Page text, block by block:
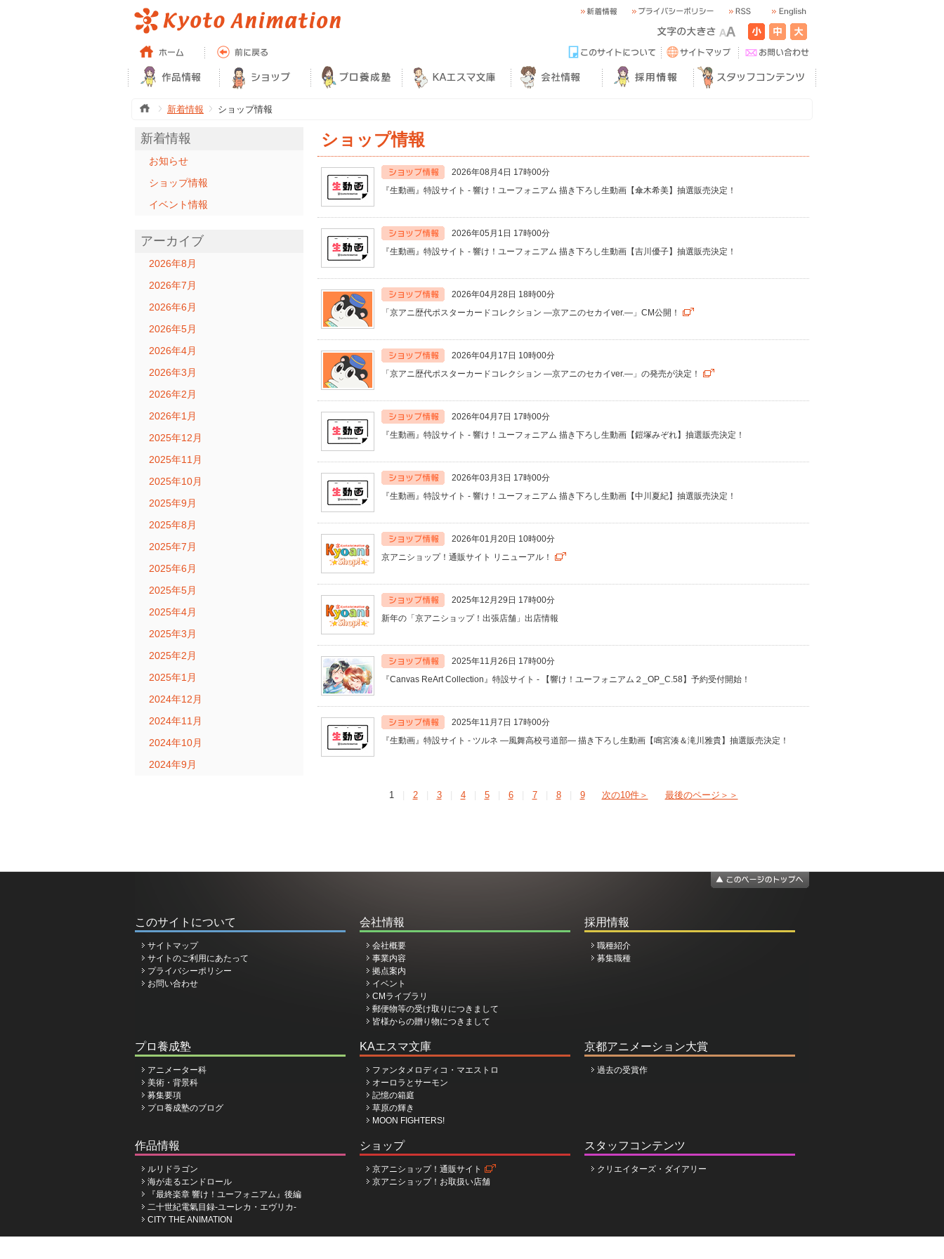
新着情報 ショップ情報
新着情報
お知らせ
ショップ情報
イベント情報
アーカイブ
2026年8月
2026年7月
2026年6月
2026年5月
2026年4月
2026年3月
2026年2月
2026年1月
2025年12月
2025年11月
2025年10月
2025年9月
2025年8月
2025年7月
2025年6月
2025年5月
2025年4月
2025年3月
2025年2月
2025年1月
2024年12月
2024年11月
2024年10月
2024年9月
ショップ情報
2026年08月4日 17時00分
『生動画』特設サイト - 響け！ユーフォニアム 描き下ろし生動画【傘木希美】抽選販売決定！
2026年05月1日 17時00分
『生動画』特設サイト - 響け！ユーフォニアム 描き下ろし生動画【吉川優子】抽選販売決定！
2026年04月28日 18時00分
「京アニ歴代ポスターカードコレクション ―京アニのセカイver.―」CM公開！
2026年04月17日 10時00分
「京アニ歴代ポスターカードコレクション ―京アニのセカイver.―」の発売が決定！
2026年04月7日 17時00分
『生動画』特設サイト - 響け！ユーフォニアム 描き下ろし生動画【鎧塚みぞれ】抽選販売決定！
2026年03月3日 17時00分
『生動画』特設サイト - 響け！ユーフォニアム 描き下ろし生動画【中川夏紀】抽選販売決定！
2026年01月20日 10時00分
京アニショップ！通販サイト リニューアル！
2025年12月29日 17時00分
新年の「京アニショップ！出張店舗」出店情報
2025年11月26日 17時00分
『Canvas ReArt Collection』特設サイト - 【響け！ユーフォニアム２_OP_C.58】予約受付開始！
2025年11月7日 17時00分
『生動画』特設サイト - ツルネ ―風舞高校弓道部― 描き下ろし生動画【鳴宮湊＆滝川雅貴】抽選販売決定！
1| 2| 3| 4| 5| 6| 7| 8| 9 次の10件＞ 最後のページ＞＞
このサイトについて
サイトマップ
サイトのご利用にあたって
プライバシーポリシー
お問い合わせ
会社情報
会社概要
事業内容
拠点案内
イベント
CMライブラリ
郵便物等の受け取りにつきまして
皆様からの贈り物につきまして
採用情報
職種紹介
募集職種
プロ養成塾
アニメーター科
美術・背景科
募集要項
プロ養成塾のブログ
KAエスマ文庫
ファンタメロディコ・マエストロ
オーロラとサーモン
記憶の箱庭
草原の輝き
MOON FIGHTERS!
京都アニメーション大賞
過去の受賞作
作品情報
ルリドラゴン
海が走るエンドロール
『最終楽章 響け！ユーフォニアム』後編
二十世紀電氣目録-ユーレカ・エヴリカ-
CITY THE ANIMATION
ショップ
京アニショップ！通販サイト
京アニショップ！お取扱い店舗
スタッフコンテンツ
クリエイターズ・ダイアリー